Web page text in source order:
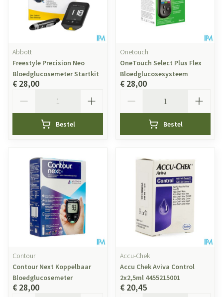
Abbott
Freestyle Precision Neo
Bloedglucosemeter Startkit
€ 28,00
Bestel
Onetouch
OneTouch Select Plus Flex
Bloedglucosesysteem
€ 28,00
Bestel
Contour
Contour Next Koppelbaar
Bloedglucosemeter
€ 28,00
Accu-Chek
Accu Chek Aviva Control
2x2,5ml 4455215001
€ 20,45